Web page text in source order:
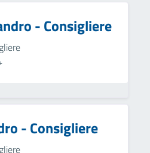
- Consigliere
- Consigliere